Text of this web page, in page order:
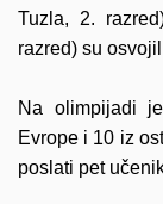
Tuzla, 2.
razred) su
Na olimpijadi
Evrope i 10 iz
poslati pet